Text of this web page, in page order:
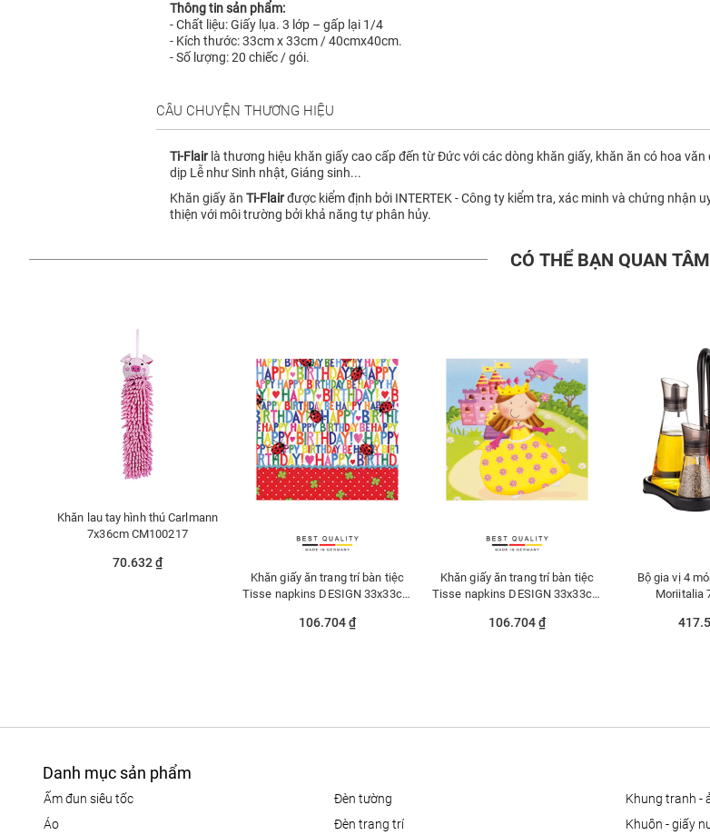
Thông tin sản phẩm:
- Chất liệu: Giấy lụa. 3 lớp – gấp lại 1/4
- Kích thước: 33cm x 33cm / 40cmx40cm.
- Số lượng: 20 chiếc / gói.
CÂU CHUYỆN THƯƠNG HIỆU
Ti-Flair là thương hiệu khăn giấy cao cấp đến từ Đức với các dòng khăn giấy, khăn ăn có hoa
dịp Lễ như Sinh nhật, Giáng sinh...
Khăn giấy ăn Ti-Flairđược kiểm định bởi INTERTEK - Công ty kiểm tra, xác minh và chứng
thiện với môi trường bởi khả năng tự phân hủy.
CÓ THỂ BẠN QUAN TÂM
Khăn lau tay hình thú Carlmann
7x36cm CM100217
70.632 ₫
Khăn giấy ăn trang trí bàn tiệc
Tisse napkins DESIGN 33x33cm
106.704 ₫
Khăn giấy ăn trang trí bàn tiệc
Tisse napkins DESIGN 33x33cm
106.704 ₫
Bộ gia vị 4 món có Đế xách
Moriitalia
Danh mục sản phẩm
ấm đun siêu tốc
áo
đèn tường
đèn trang trí
khung tranh -
khuôn - giấy